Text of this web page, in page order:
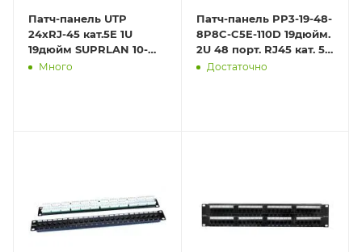
Патч-панель UTP
24хRJ-45 кат.5E 1U
19дюйм SUPRLAN 10-
0403
Много
Патч-панель PP3-19-48-
8P8C-C5E-110D 19дюйм.
2U 48 порт. RJ45 кат. 5e
Dual IDC ROHS черн.
Достаточно